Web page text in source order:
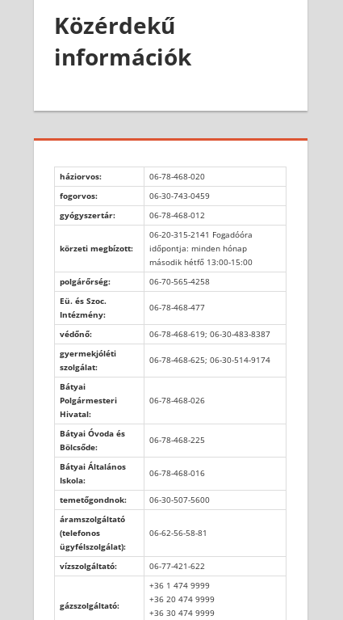
Közérdekű
információk
háziorvos:
06-78-468-020
fogorvos:
06-30-743-0459
gyógyszertár:
06-78-468-012
körzeti megbízott:
06-20-315-2141 Fogadóóra
időpontja: minden hónap
második hétfő 13:00-15:00
polgárőrség:
06-70-565-4258
Eü. és Szoc.
Intézmény:
06-78-468-477
védőnő:
06-78-468-619; 06-30-483-8387
gyermekjóléti
szolgálat:
06-78-468-625; 06-30-514-9174
Bátyai
Polgármesteri
Hivatal:
06-78-468-026
Bátyai Óvoda és
Bölcsőde:
06-78-468-225
Bátyai Általános
Iskola:
06-78-468-016
temetőgondnok:
06-30-507-5600
áramszolgáltató
(telefonos
ügyfélszolgálat):
06-62-56-58-81
vízszolgáltató: 06-77-421-622
gázszolgáltató:
+36 1 474 9999
+36 20 474 9999
+36 30 474 9999